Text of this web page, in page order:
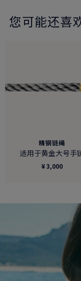
您可能还喜
精钢链绳
适用于黄金大号手
¥ 3,000